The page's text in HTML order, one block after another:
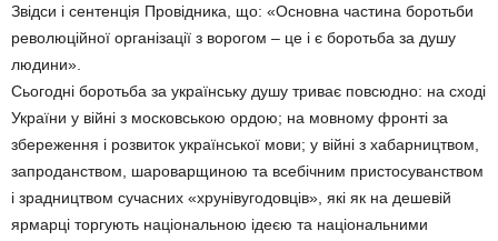
Звідси і сентенція Провідника, що: «Основна частина боротьби
революційної організації з ворогом – це і є боротьба за душу
людини».
Сьогодні боротьба за українську душу триває повсюдно: на сході
України у війні з московською ордою; на мовному фронті за
збереження і розвиток української мови; у війні з хабарництвом,
запроданством, шароварщиною та всебічним пристосуванством
і зрадництвом сучасних «хрунівугодовців», які як на дешевій
ярмарці торгують національною ідеєю та національними